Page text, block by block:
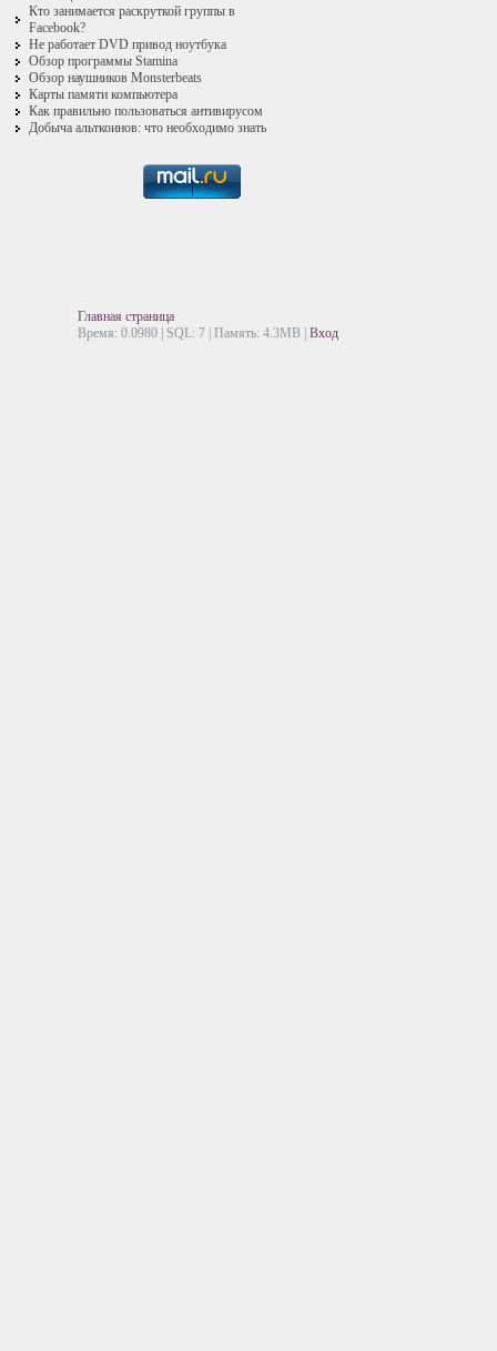
Кто занимается раскруткой группы в
Facebook?
Не работает DVD привод ноутбука
Обзор программы Stamina
Обзор наушников Monsterbeats
Карты памяти компьютера
Как правильно пользоваться антивирусом
Добыча альткоинов: что необходимо знать
Главная страница
Время: 0.0980 | SQL: 7 | Память: 4.3MB Вход